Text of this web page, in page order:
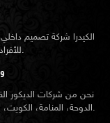
الكيدرا شركة تصميم
للأفراد، الشركات، والمطورين العقاريين.
نحن من شركات الديكور
الدوحة، المنامة، الكويت، ومسقط. نقدم حلول مصممة لتناسب السوق المحلي.